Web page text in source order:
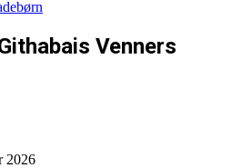
Venners
2026